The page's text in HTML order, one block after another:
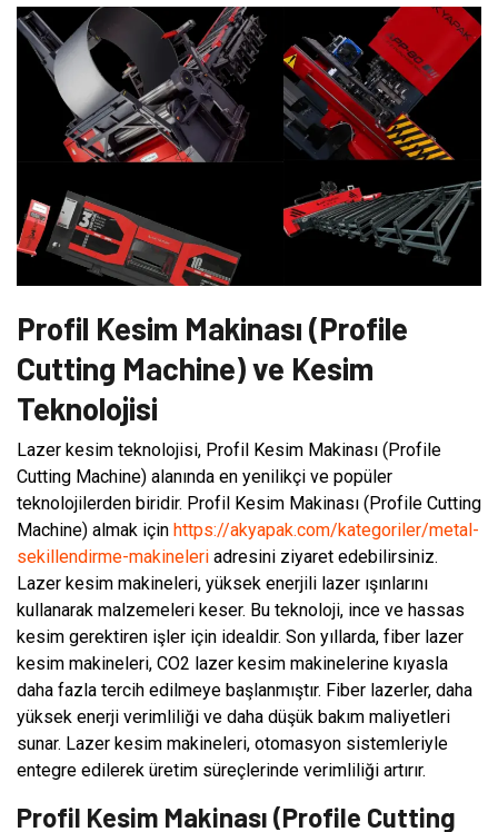
Profil Kesim Makinası (Profile
Cutting Machine) ve Kesim
Teknolojisi
Lazer kesim teknolojisi, Profil Kesim Makinası (Profile
Cutting Machine) alanında en yenilikçi ve popüler
teknolojilerden biridir. Profil Kesim Makinası (Profile Cutting
Machine) almak için https://akyapak.com/kategoriler/metal-
sekillendirme-makineleri adresini ziyaret edebilirsiniz.
Lazer kesim makineleri, yüksek enerjili lazer ışınlarını
kullanarak malzemeleri keser. Bu teknoloji, ince ve hassas
kesim gerektiren işler için idealdir. Son yıllarda, fiber lazer
kesim makineleri, CO2 lazer kesim makinelerine kıyasla
daha fazla tercih edilmeye başlanmıştır. Fiber lazerler, daha
yüksek enerji verimliliği ve daha düşük bakım maliyetleri
sunar. Lazer kesim makineleri, otomasyon sistemleriyle
entegre edilerek üretim süreçlerinde verimliliği artırır.
Profil Kesim Makinası (Profile Cutting